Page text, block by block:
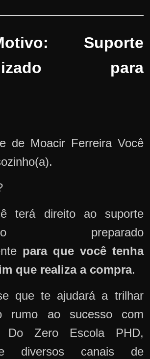
Suporte
para
de Moacir Ferreira Você
terá direito ao suporte
preparado
para que você tenha
que realiza a compra.
que te ajudará a trilhar
rumo ao sucesso com
Do Zero Escola PHD,
diversos canais de